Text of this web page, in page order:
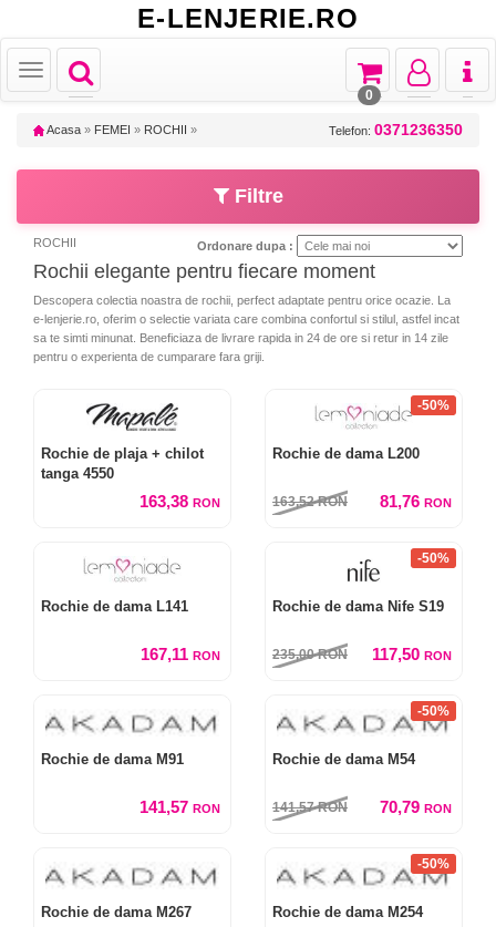
E-LENJERIE.RO
Toggle
navigation
Toggle
Toggle
navigation
Toggle
navigation
Toggle
navigation
0
Acasa » FEMEI » ROCHII » Telefon: 0371236350
Filtre
ROCHII Ordonare dupa :
Rochii elegante pentru fiecare moment
Descopera colectia noastra de rochii, perfect adaptate pentru orice ocazie. La
e-lenjerie.ro, oferim o selectie variata care combina confortul si stilul, astfel incat
sa te simti minunat. Beneficiaza de livrare rapida in 24 de ore si retur in 14 zile
pentru o experienta de cumparare fara griji.
Rochie de plaja + chilot
tanga 4550
163,38 RON
-50%
Rochie de dama L200
163,52RON 81,76 RON
Rochie de dama L141
167,11 RON
-50%
Rochie de dama Nife S19
235,00RON 117,50 RON
Rochie de dama M91
141,57 RON
-50%
Rochie de dama M54
141,57RON 70,79 RON
Rochie de dama M267
-50%
Rochie de dama M254